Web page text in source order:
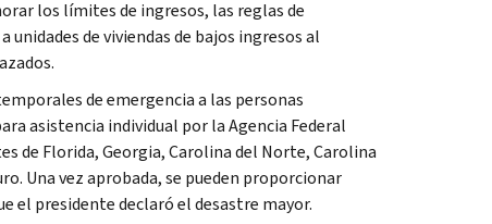
los límites de ingresos, las reglas de
de viviendas de bajos ingresos al
de emergencia a las personas
asistencia individual por la Agencia Federal
de Florida, Georgia, Carolina del Norte, Carolina
Una vez aprobada, se pueden proporcionar
el presidente declaró el desastre mayor.